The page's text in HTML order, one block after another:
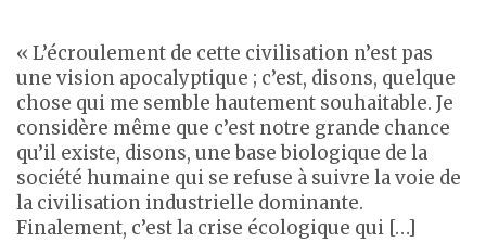
« L’écroulement de cette civilisation n’est pas
une vision apocalyptique ; c’est, disons, quelque
chose qui me semble hautement souhaitable. Je
considère même que c’est notre grande chance
qu’il existe, disons, une base biologique de la
société humaine qui se refuse à suivre la voie de
la civilisation industrielle dominante.
Finalement, c’est la crise écologique qui […]